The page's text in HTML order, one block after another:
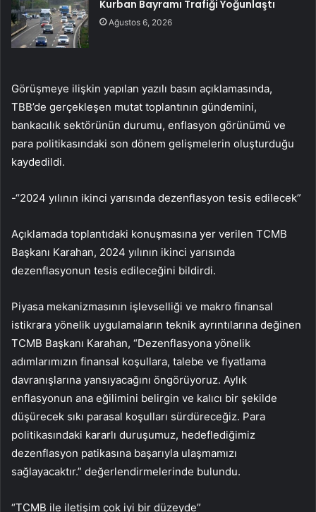
Kurban Bayramı Trafiği Yoğunlaştı
Ağustos 6, 2026
Görüşmeye ilişkin yapılan yazılı basın açıklamasında,
TBB’de gerçekleşen mutat toplantının gündemini,
bankacılık sektörünün durumu, enflasyon görünümü ve
para politikasındaki son dönem gelişmelerin oluşturduğu
kaydedildi.
-“2024 yılının ikinci yarısında dezenflasyon tesis edilecek”
Açıklamada toplantıdaki konuşmasına yer verilen TCMB
Başkanı Karahan, 2024 yılının ikinci yarısında
dezenflasyonun tesis edileceğini bildirdi.
Piyasa mekanizmasının işlevselliği ve makro finansal
istikrara yönelik uygulamaların teknik ayrıntılarına değinen
TCMB Başkanı Karahan, “Dezenflasyona yönelik
adımlarımızın finansal koşullara, talebe ve fiyatlama
davranışlarına yansıyacağını öngörüyoruz. Aylık
enflasyonun ana eğilimini belirgin ve kalıcı bir şekilde
düşürecek sıkı parasal koşulları sürdüreceğiz. Para
politikasındaki kararlı duruşumuz, hedeflediğimiz
dezenflasyon patikasına başarıyla ulaşmamızı
sağlayacaktır.” değerlendirmelerinde bulundu.
“TCMB ile iletişim çok iyi bir düzeyde”